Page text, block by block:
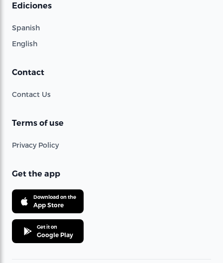
Ediciones
Spanish
English
Contact
Contact Us
Terms of use
Privacy Policy
Get the app
Download on the
App Store
Get it on
Google Play